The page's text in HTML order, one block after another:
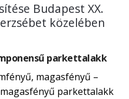
Budapest XX.
közelében
parkettalakk
magasfényű –
parkettalakk